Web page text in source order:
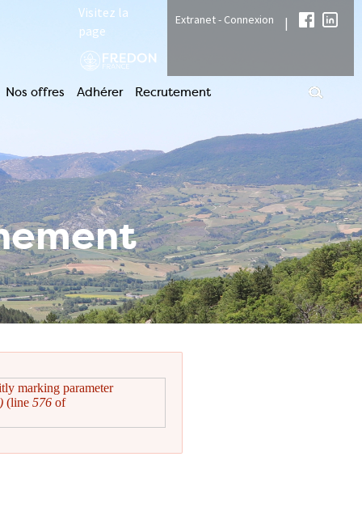
Visitez la
page
Extranet - Connexion |
Nos offres Adhérer Recrutement
marking parameter
(line 576 of